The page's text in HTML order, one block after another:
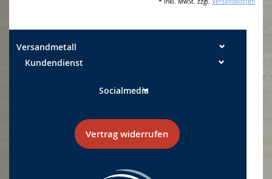
Versandmetall
Kundendienst
Socialmedia
Vertrag widerrufen